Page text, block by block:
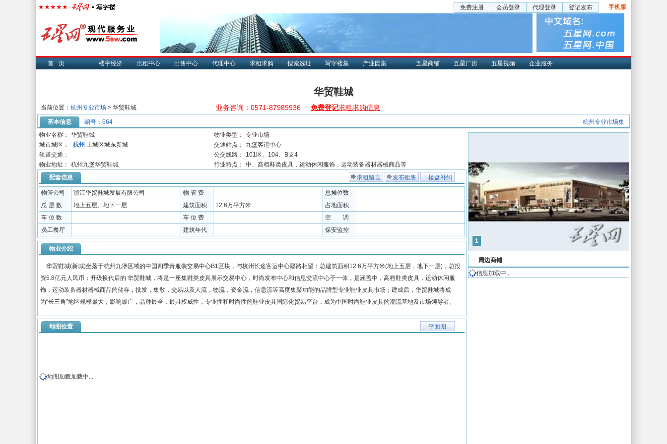
免费注册 会员登录 代理登录 登记发布 手机版
首页 楼宇经济 出租中心 出售中心 代理中心 求租求购 搜索选址 写字楼集 产业园集 五星商铺 五星厂房 五星视频 企业服务
华贸鞋城
当前位置： 杭州专业市场 > 华贸鞋城 业务咨询：0571-87989936 免费登记求租求购信息
基本信息 编号：664
杭州专业市场集
物业名称：
华贸鞋城 物业类型：
专业市场
城市城区：
杭州 上城区城东新城 交通站点：
九堡客运中心
轨道交通：
公交线路：
101区、104、B支4
物业地址：
杭州九堡华贸鞋城 行业特点：
中、高档鞋类皮具，运动休闲服饰，运动装备器材器械商品等
求租留言
发布租售 楼盘补纠
配套信息
物管公司 浙江华贸鞋城发展有限公司 物 管 费
总摊位数
总 层 数
地上五层、地下一层 建筑面积 12.6万平方米
占地面积
车 位 数
车 位 费
空 调
员工餐厅
建筑年代 保安监控
物业介绍
华贸鞋城(新城)坐落于杭州九堡区域的中国四季青服装交易中心B1区块，与杭州长途客运中心隔路相望；总建筑面积12.6万平方米(地上五层，地下一层)，总投
资5.8亿元人民币；升级换代后的 华贸鞋城，将是一座集鞋类皮具展示交易中心，时尚发布中心和信息交流中心于一体，是涵盖中，高档鞋类皮具，运动休闲服
饰，运动装备器材器械商品的储存，批发，集散，交易以及人流，物流，资金流，信息流等高度集聚功能的品牌型专业鞋业皮具市场；建成后，华贸鞋城将成
为“长三角”地区规模最大，影响最广，品种最全，最具权威性，专业性和时尚性的鞋业皮具国际化贸易平台，成为中国时尚鞋业皮具的潮流基地及市场领导者。
平面图
地图位置
地图加载加载中...
1
周边商铺
信息加载中...